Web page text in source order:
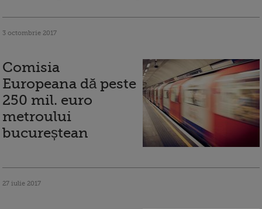
3 octombrie 2017
Comisia
Europeana dă peste
250 mil. euro
metroului
bucureștean
27 iulie 2017